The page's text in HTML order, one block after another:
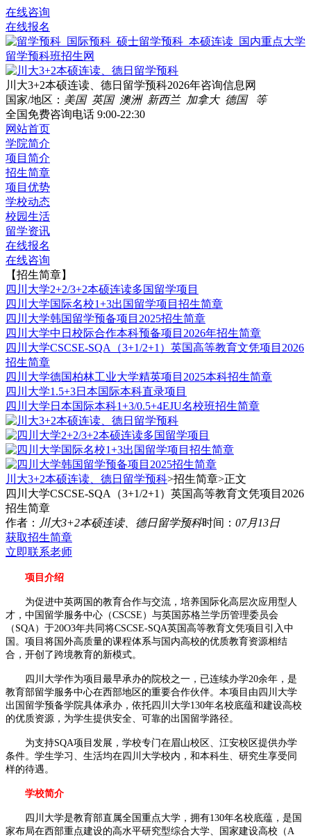
在线咨询
在线报名
川大3+2本硕连读、德日留学预科2026年咨询信息网
国家/地区： 美国 英国 澳洲 新西兰 加拿大 德国 等
全国免费咨询电话 9:00-22:30
网站首页
学院简介
项目简介
招生简章
项目优势
学校动态
校园生活
留学资讯
在线报名
在线咨询
【招生简章】
四川大学2+2/3+2本硕连读多国留学项目
四川大学国际名校1+3出国留学项目招生简章
四川大学韩国留学预备项目2025招生简章
四川大学中日校际合作本科预备项目2026年招生简章
四川大学CSCSE-SQA（3+1/2+1）英国高等教育文凭项目2026
招生简章
四川大学德国柏林工业大学精英项目2025本科招生简章
四川大学1.5+3日本国际本科直录项目
四川⼤学日本国际本科1+3/0.5+4EJU名校班招生简章
川大3+2本硕连读、德日留学预科>招生简章>正文
四川大学CSCSE-SQA（3+1/2+1）英国高等教育文凭项目2026
招生简章
作者： 川大3+2本硕连读、德日留学预科时间： 07月13日
获取招生简章
立即联系老师
项目介绍
为促进中英两国的教育合作与交流，培养国际化高层次应用型人
才，中国留学服务中心（CSCSE）与英国苏格兰学历管理委员会
（SQA）于20O3年共同将CSCSE-SQA英国高等教育文凭项目引入中
国。项目将国外高质量的课程体系与国内高校的优质教育资源相结
合，开创了跨境教育的新模式。
四川大学作为项目最早承办的院校之一，已连续办学20余年，是
教育部留学服务中心在西部地区的重要合作伙伴。本项目由四川大学
出国留学预备学院具体承办，依托四川大学130年名校底蕴和建设高校
的优质资源，为学生提供安全、可靠的出国留学路径。
为支持SQA项目发展，学校专门在眉山校区、江安校区提供办学
条件。学生学习、生活均在四川大学校内，和本科生、研究生享受同
样的待遇。
学校简介
四川大学是教育部直属全国重点大学，拥有130年名校底蕴，是国
家布局在西部重点建设的高水平研究型综合大学、国家建设高校（A